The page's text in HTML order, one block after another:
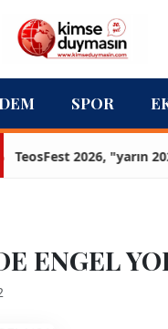
SPOR
2026, "yarın 2027
ENGEL